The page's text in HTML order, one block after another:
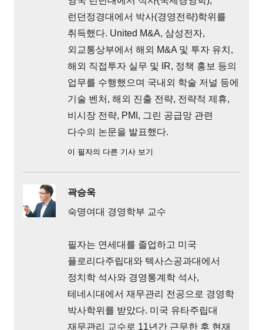
런던정경대에서 박사(경영전략)학위를
취득했다. United M&A, 삼성전자,
외교통상부에서 해외 M&A 및 투자 유치,
해외 직접투자 실무 및 IR, 정책 홍보 등의
업무를 수행했으며 국내외 학술 저널 등에
기술 벤처, 해외 진출 전략, 전략적 제휴,
비시장 전략, PMI, 그린 공급망 관련
다수의 논문을 발표했다.
이 필자의 다른 기사 보기
곽승욱
숙명여대 경영학부 교수
필자는 연세대를 졸업하고 미국
플로리다주립대와 텍사스공과대에서
정치학 석사와 경영통계학 석사,
테네시대에서 재무관리 전공으로 경영학
박사학위를 받았다. 미국 유타주립대
재무관리 교수로 11년간 근무한 후 현재